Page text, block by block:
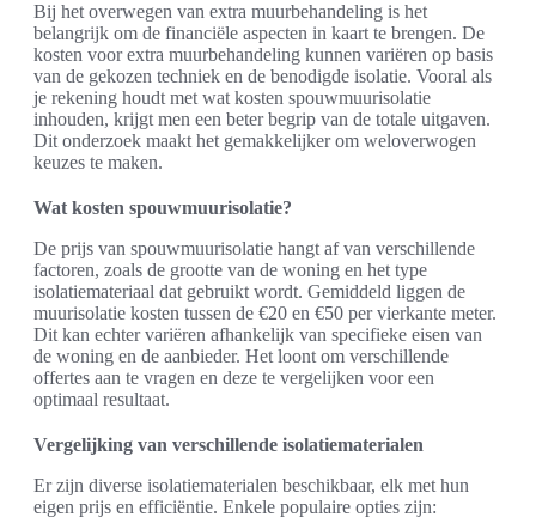
Bij het overwegen van extra muurbehandeling is het
belangrijk om de financiële aspecten in kaart te brengen. De
kosten voor extra muurbehandeling kunnen variëren op basis
van de gekozen techniek en de benodigde isolatie. Vooral als
je rekening houdt met wat kosten spouwmuurisolatie
inhouden, krijgt men een beter begrip van de totale uitgaven.
Dit onderzoek maakt het gemakkelijker om weloverwogen
keuzes te maken.
Wat kosten spouwmuurisolatie?
De prijs van spouwmuurisolatie hangt af van verschillende
factoren, zoals de grootte van de woning en het type
isolatiemateriaal dat gebruikt wordt. Gemiddeld liggen de
muurisolatie kosten tussen de €20 en €50 per vierkante meter.
Dit kan echter variëren afhankelijk van specifieke eisen van
de woning en de aanbieder. Het loont om verschillende
offertes aan te vragen en deze te vergelijken voor een
optimaal resultaat.
Vergelijking van verschillende isolatiematerialen
Er zijn diverse isolatiematerialen beschikbaar, elk met hun
eigen prijs en efficiëntie. Enkele populaire opties zijn: